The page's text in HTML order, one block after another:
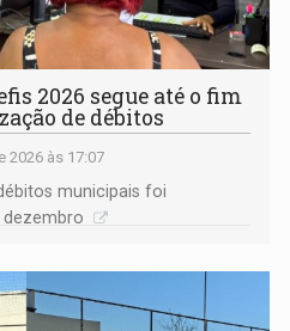
2026 segue até o fim
de débitos
2026 às 17:07
municipais foi